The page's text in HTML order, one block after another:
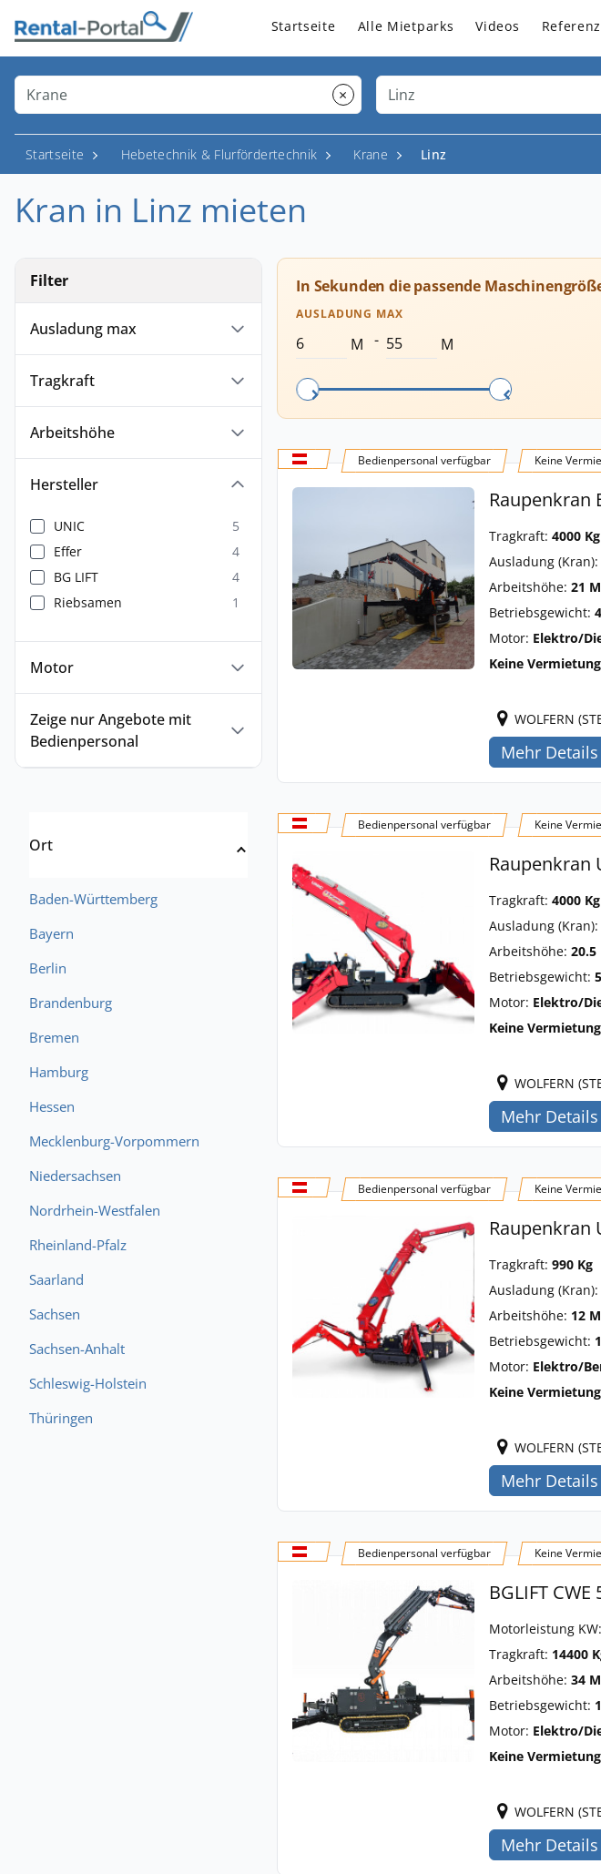
Startseite Alle Mietparks Videos
×
Startseite Hebetechnik & Flurfördertechnik Krane Linz
Kran in Linz mieten
Filter
Ausladung max
Tragkraft
Arbeitshöhe
Hersteller
UNIC
5
Effer
4
BG LIFT
4
Riebsamen
1
Motor
Zeige nur Angebote mit
Bedienpersonal
Ort
Baden-Württemberg
Bayern
Berlin
Brandenburg
Bremen
Hamburg
Hessen
Mecklenburg-Vorpommern
Niedersachsen
Nordrhein-Westfalen
Rheinland-Pfalz
Saarland
Sachsen
Sachsen-Anhalt
Schleswig-Holstein
Thüringen
In Sekunden die passende
AUSLADUNG MAX
M - M
Bedienpersonal verfügbar Keine
Raupenkran
Tragkraft: 4000 Kg
Ausladung (Kran):
Arbeitshöhe: 21
Betriebsgewicht:
Motor: Elektro/
Keine
WOLFERN
Mehr Details
Bedienpersonal verfügbar Keine
Raupenkran
Tragkraft: 4000 Kg
Ausladung (Kran):
Arbeitshöhe:
Betriebsgewicht:
Motor: Elektro/
Keine
WOLFERN
Mehr Details
Bedienpersonal verfügbar Keine
Raupenkran
Tragkraft: 990 Kg
Ausladung (Kran):
Arbeitshöhe: 12
Betriebsgewicht:
Motor: Elektro/
Keine
WOLFERN
Mehr Details
Bedienpersonal verfügbar Keine
BGLIFT CWE
Motorleistung KW:
Tragkraft: 14400
Arbeitshöhe: 34
Betriebsgewicht:
Motor: Elektro/
Keine
WOLFERN
Mehr Details